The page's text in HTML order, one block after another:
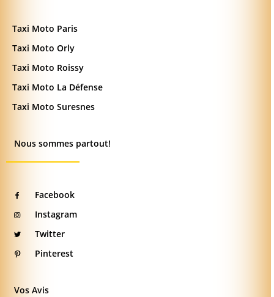
Taxi Moto Paris
Taxi Moto Orly
Taxi Moto Roissy
Taxi Moto La Défense
Taxi Moto Suresnes
Nous sommes partout!
Facebook
Instagram
Twitter
Pinterest
Vos Avis